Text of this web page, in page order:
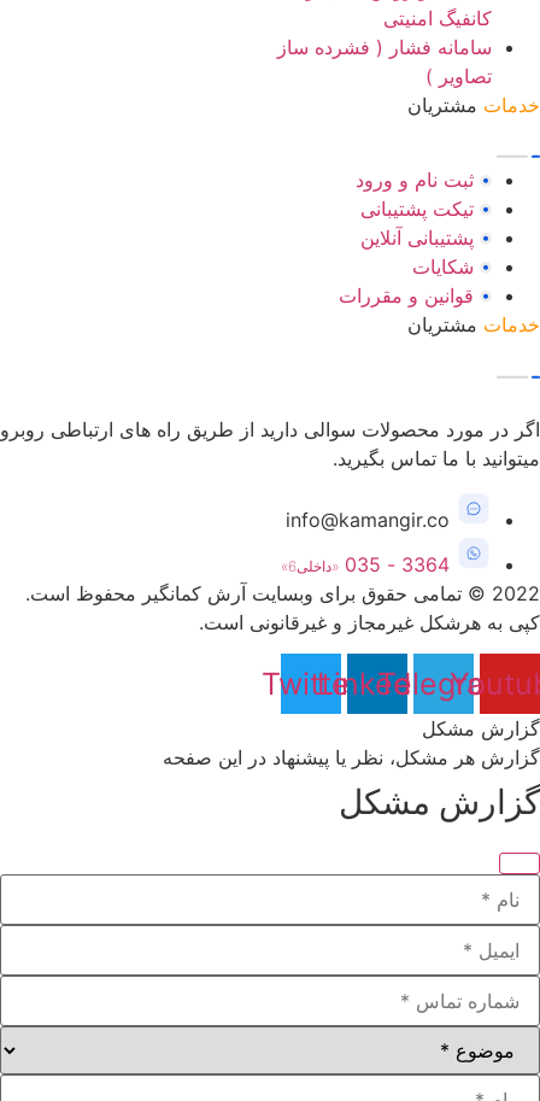
کانفیگ امنیتی
سامانه فشار ( فشرده ساز
تصاویر )
خدمات مشتریان
ثبت نام و ورود
تیکت پشتیبانی
پشتیبانی آنلاین
شکایات
قوانین و مقررات
خدمات مشتریان
اگر در مورد محصولات سوالی دارید از طریق راه های ارتباطی روبرو
میتوانید با ما تماس بگیرید.
info@kamangir.co
3364 - 035
«داخلی6»
2022
© تمامی حقوق برای وبسایت آرش کمانگیر محفوظ است.
کپی به هرشکل غیرمجاز و غیرقانونی است.
Telegram
Linkedin
Twitter
گزارش مشکل
گزارش هر مشکل، نظر یا پیشنهاد در این صفحه
گزارش مشکل